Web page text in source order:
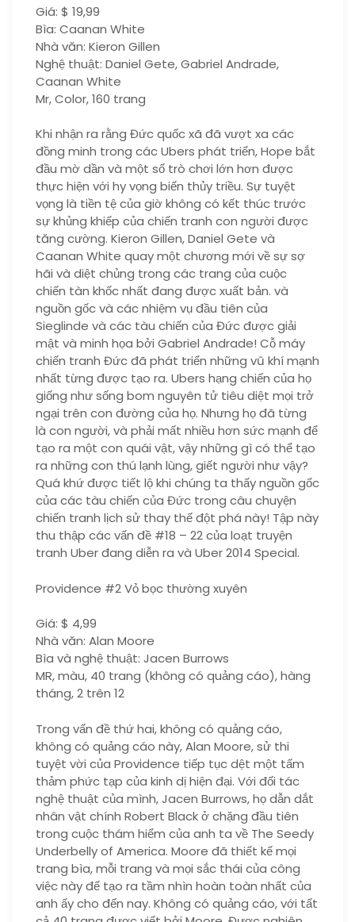
Giá: $ 19,99
Bìa: Caanan White
Nhà văn: Kieron Gillen
Nghệ thuật: Daniel Gete, Gabriel Andrade,
Caanan White
Mr, Color, 160 trang
Khi nhận ra rằng Đức quốc xã đã vượt xa các
đồng minh trong các Ubers phát triển, Hope bắt
đầu mờ dần và một số trò chơi lớn hơn được
thực hiện với hy vọng biến thủy triều. Sự tuyệt
vọng là tiền tệ của giờ không có kết thúc trước
sự khủng khiếp của chiến tranh con người được
tăng cường. Kieron Gillen, Daniel Gete và
Caanan White quay một chương mới về sự sợ
hãi và diệt chủng trong các trang của cuộc
chiến tàn khốc nhất đang được xuất bản. và
nguồn gốc và các nhiệm vụ đầu tiên của
Sieglinde và các tàu chiến của Đức được giải
mật và minh họa bởi Gabriel Andrade! Cỗ máy
chiến tranh Đức đã phát triển những vũ khí mạnh
nhất từng được tạo ra. Ubers hạng chiến của họ
giống như sống bom nguyên tử tiêu diệt mọi trở
ngại trên con đường của họ. Nhưng họ đã từng
là con người, và phải mất nhiều hơn sức mạnh để
tạo ra một con quái vật, vậy những gì có thể tạo
ra những con thú lạnh lùng, giết người như vậy?
Quá khứ được tiết lộ khi chúng ta thấy nguồn gốc
của các tàu chiến của Đức trong câu chuyện
chiến tranh lịch sử thay thế đột phá này! Tập này
thu thập các vấn đề #18 – 22 của loạt truyện
tranh Uber đang diễn ra và Uber 2014 Special.
Providence #2 Vỏ bọc thường xuyên
Giá: $ 4,99
Nhà văn: Alan Moore
Bìa và nghệ thuật: Jacen Burrows
MR, màu, 40 trang (không có quảng cáo), hàng
tháng, 2 trên 12
Trong vấn đề thứ hai, không có quảng cáo,
không có quảng cáo này, Alan Moore, sử thi
tuyệt vời của Providence tiếp tục dệt một tấm
thảm phức tạp của kinh dị hiện đại. Với đối tác
nghệ thuật của mình, Jacen Burrows, họ dẫn dắt
nhân vật chính Robert Black ở chặng đầu tiên
trong cuộc thám hiểm của anh ta về The Seedy
Underbelly of America. Moore đã thiết kế mọi
trang bìa, mỗi trang và mọi sắc thái của công
việc này để tạo ra tầm nhìn hoàn toàn nhất của
anh ấy cho đến nay. Không có quảng cáo, với tất